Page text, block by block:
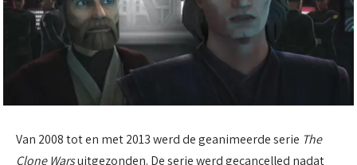
Van 2008 tot en met 2013 werd de geanimeerde serie The
Clone Warsuitgezonden. De serie werd gecancelled nadat